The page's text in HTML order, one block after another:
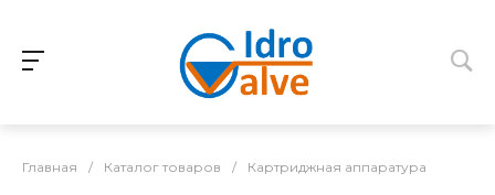
Главная / Каталог товаров / Картриджная аппаратура